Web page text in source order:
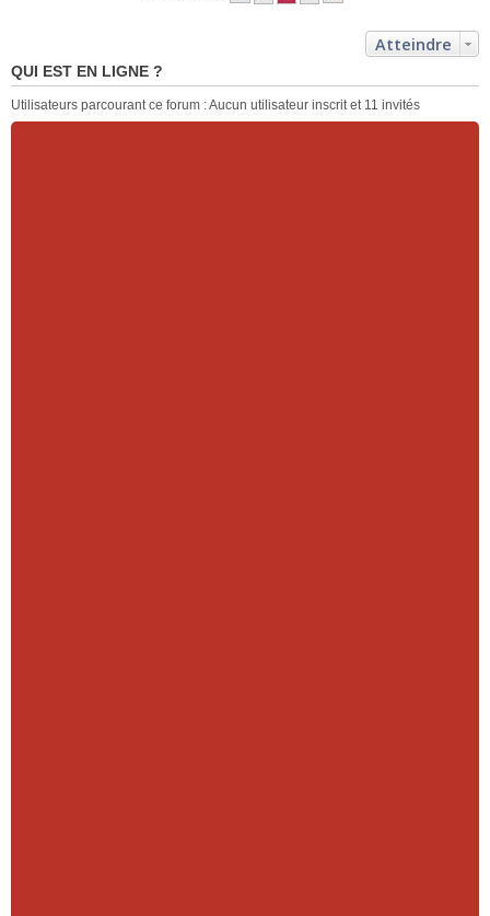
Atteindre
QUI EST EN LIGNE ?
Utilisateurs parcourant ce forum : Aucun utilisateur inscrit et 11 invités